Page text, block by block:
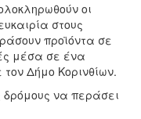
οι
στους
προϊόντα σε
μέσα σε ένα
Δήμο Κορινθίων.
δρόμους να περάσει